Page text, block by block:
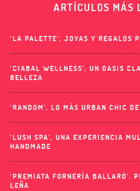
ARTÍCULOS MÁS
‘LA PALETTE’, JOYAS Y REGALOS
‘CIABAL WELLNESS’, UN OASIS
BELLEZA
‘RANDOM’, LO MÁS URBAN CHIC
‘LUSH SPA’, UNA EXPERIENCIA
HANDMADE
‘PREMIATA FORNERÍA BALLARÓ’,
LEÑA